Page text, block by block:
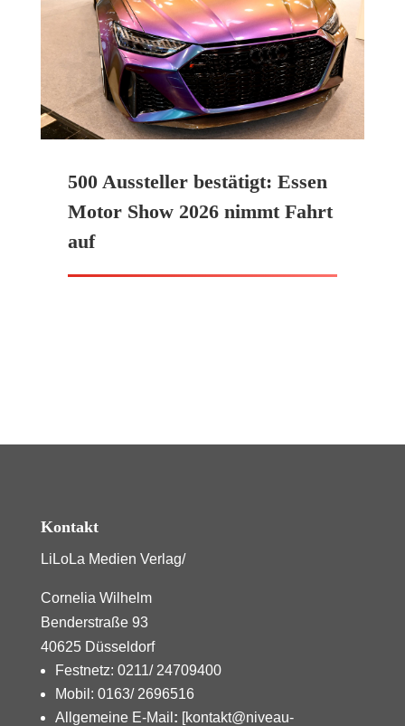
500 Aussteller bestätigt: Essen
Motor Show 2026 nimmt Fahrt
auf
Kontakt
LiLoLa Medien Verlag/
Cornelia Wilhelm
Benderstraße 93
40625 Düsseldorf
Festnetz: 0211/ 24709400
Mobil: 0163/ 2696516
Allgemeine E-Mail : [kontakt@niveau-